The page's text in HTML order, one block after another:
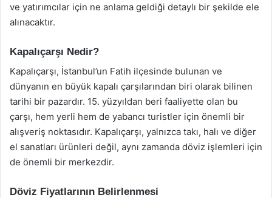
ve yatırımcılar için ne anlama geldiği detaylı bir şekilde ele
alınacaktır.
Kapalıçarşı Nedir?
Kapalıçarşı, İstanbul’un Fatih ilçesinde bulunan ve
dünyanın en büyük kapalı çarşılarından biri olarak bilinen
tarihi bir pazardır. 15. yüzyıldan beri faaliyette olan bu
çarşı, hem yerli hem de yabancı turistler için önemli bir
alışveriş noktasıdır. Kapalıçarşı, yalnızca takı, halı ve diğer
el sanatları ürünleri değil, aynı zamanda döviz işlemleri için
de önemli bir merkezdir.
Döviz Fiyatlarının Belirlenmesi